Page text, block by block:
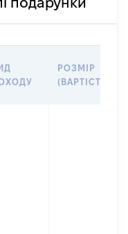
РОЗМІР
(ВАРТІСТЬ)